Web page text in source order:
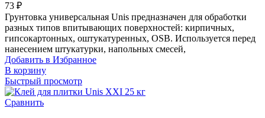
73 ₽
Грунтовка универсальная Unis предназначен для обработки
разных типов впитывающих поверхностей: кирпичных,
гипсокартонных, оштукатуренных, OSB. Используется перед
нанесением штукатурки, напольных смесей,
Добавить в Избранное
В корзину
Быстрый просмотр
Сравнить